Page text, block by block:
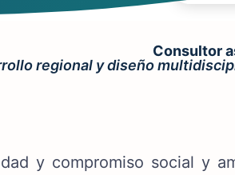
Consultor
regional y diseño
y compromiso social y